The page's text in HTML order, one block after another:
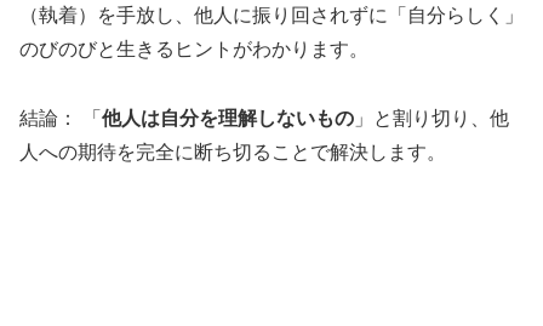
（執着）を手放し、他人に振り回されずに「自分らしく」
のびのびと生きるヒントがわかります。
結論： 「 他人は自分を理解しないもの 」と割り切り、他
人への期待を完全に断ち切ることで解決します。